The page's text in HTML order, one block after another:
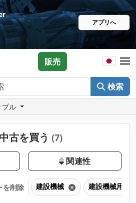
アプリへ
検索
販売
ル
古を買う (7)
関連性
を削除 建設機械 建設機械用ア